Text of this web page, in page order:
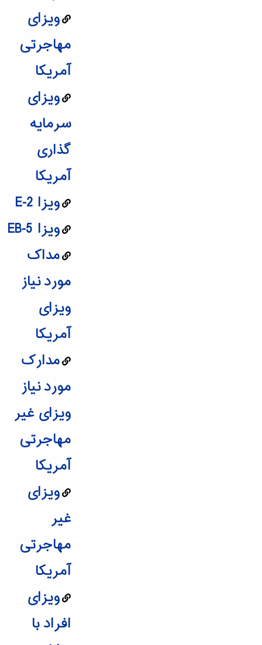
ویزای
مهاجرتی
آمریکا
ویزای
سرمایه
گذاری
آمریکا
ویزا E-2
ویزا EB-5
مداک
مورد نیاز
ویزای
آمریکا
مدارک
مورد نیاز
ویزای غیر
مهاجرتی
آمریکا
ویزای
غیر
مهاجرتی
آمریکا
ویزای
افراد با